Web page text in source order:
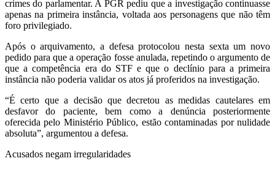
crimes do parlamentar. A PGR pediu que a investigação continuasse
apenas na primeira instância, voltada aos personagens que não têm
foro privilegiado.
Após o arquivamento, a defesa protocolou nesta sexta um novo
pedido para que a operação fosse anulada, repetindo o argumento de
que a competência era do STF e que o declínio para a primeira
instância não poderia validar os atos já proferidos na investigação.
“É certo que a decisão que decretou as medidas cautelares em
desfavor do paciente, bem como a denúncia posteriormente
oferecida pelo Ministério Público, estão contaminadas por nulidade
absoluta”, argumentou a defesa.
Acusados negam irregularidades